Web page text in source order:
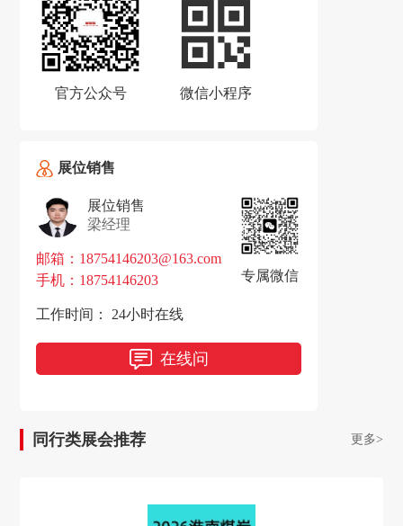
官方公众号 微信小程序
展位销售
展位销售
梁经理
邮箱：18754146203@163.com
手机：18754146203
专属微信
工作时间： 24小时在线
在线问
同行类展会推荐 更多>